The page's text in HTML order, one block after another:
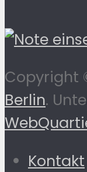
Copyright
Berlin.
Kontakt